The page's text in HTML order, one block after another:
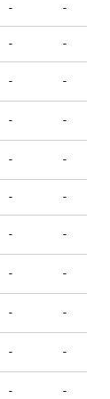
- -
- -
- -
- -
- -
- -
- -
- -
- -
- -
- -